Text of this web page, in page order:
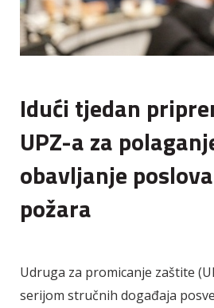
Idući tjedan
UPZ-a za
obavljanje
požara
Udruga za promicanje zaštite
serijom stručnih događaja